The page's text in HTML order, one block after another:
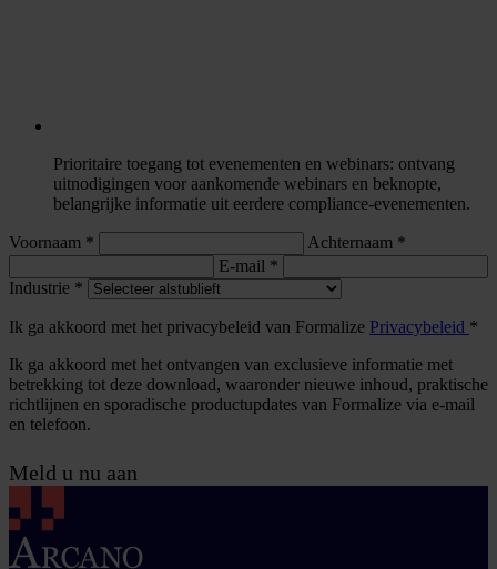
Prioritaire toegang tot evenementen en webinars: ontvang
uitnodigingen voor aankomende webinars en beknopte,
belangrijke informatie uit eerdere compliance-evenementen.
Voornaam * Achternaam *
E-mail *
Industrie *
Ik ga akkoord met het privacybeleid van Formalize Privacybeleid *
Ik ga akkoord met het ontvangen van exclusieve informatie met
betrekking tot deze download, waaronder nieuwe inhoud, praktische
richtlijnen en sporadische productupdates van Formalize via e-mail
en telefoon.
Meld u nu aan